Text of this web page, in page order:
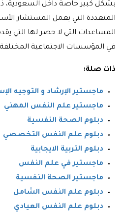
بشكل كبير خاصةً داخل السعودية،
المتعددة التي يعمل المستشار
المساعدات التي لا حصر لها التي
في المؤسسات الاجتماعية
ذات صلة:
ماجستير الإرشاد و التوجيه
ماجستير علم النفس المهني
دبلوم الصحة النفسية
دبلوم علم النفس التخصصي
دبلوم التربية الايجابية
ماجستير في علم النفس
ماجستير الصحة النفسية
دبلوم علم النفس الشامل
دبلوم علم النفس العيادي